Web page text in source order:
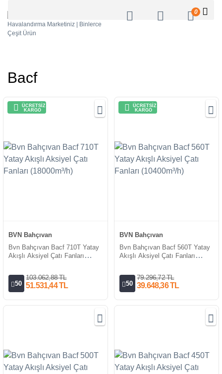
0
Bacf
ÜCRETSİZ
KARGO
BVN Bahçıvan
Bvn Bahçıvan Bacf 710T Yatay
Akışlı Aksiyel Çatı Fanları
50
103.062,88 TL
51.531,44 TL
ÜCRETSİZ
KARGO
BVN Bahçıvan
Bvn Bahçıvan Bacf 560T Yatay
Akışlı Aksiyel Çatı Fanları
50
79.296,72 TL
39.648,36 TL